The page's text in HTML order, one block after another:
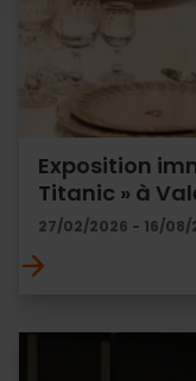
Exposition
Titanic » à
27/02/2026 - 16/08/